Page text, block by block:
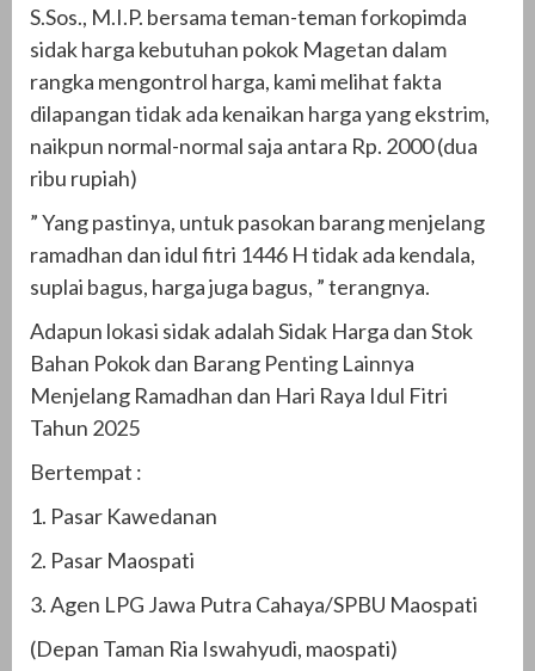
S.Sos., M.I.P. bersama teman-teman forkopimda
sidak harga kebutuhan pokok Magetan dalam
rangka mengontrol harga, kami melihat fakta
dilapangan tidak ada kenaikan harga yang ekstrim,
naikpun normal-normal saja antara Rp. 2000 (dua
ribu rupiah)
” Yang pastinya, untuk pasokan barang menjelang
ramadhan dan idul fitri 1446 H tidak ada kendala,
suplai bagus, harga juga bagus, ” terangnya.
Adapun lokasi sidak adalah Sidak Harga dan Stok
Bahan Pokok dan Barang Penting Lainnya
Menjelang Ramadhan dan Hari Raya Idul Fitri
Tahun 2025
Bertempat :
1. Pasar Kawedanan
2. Pasar Maospati
3. Agen LPG Jawa Putra Cahaya/SPBU Maospati
(Depan Taman Ria Iswahyudi, maospati)